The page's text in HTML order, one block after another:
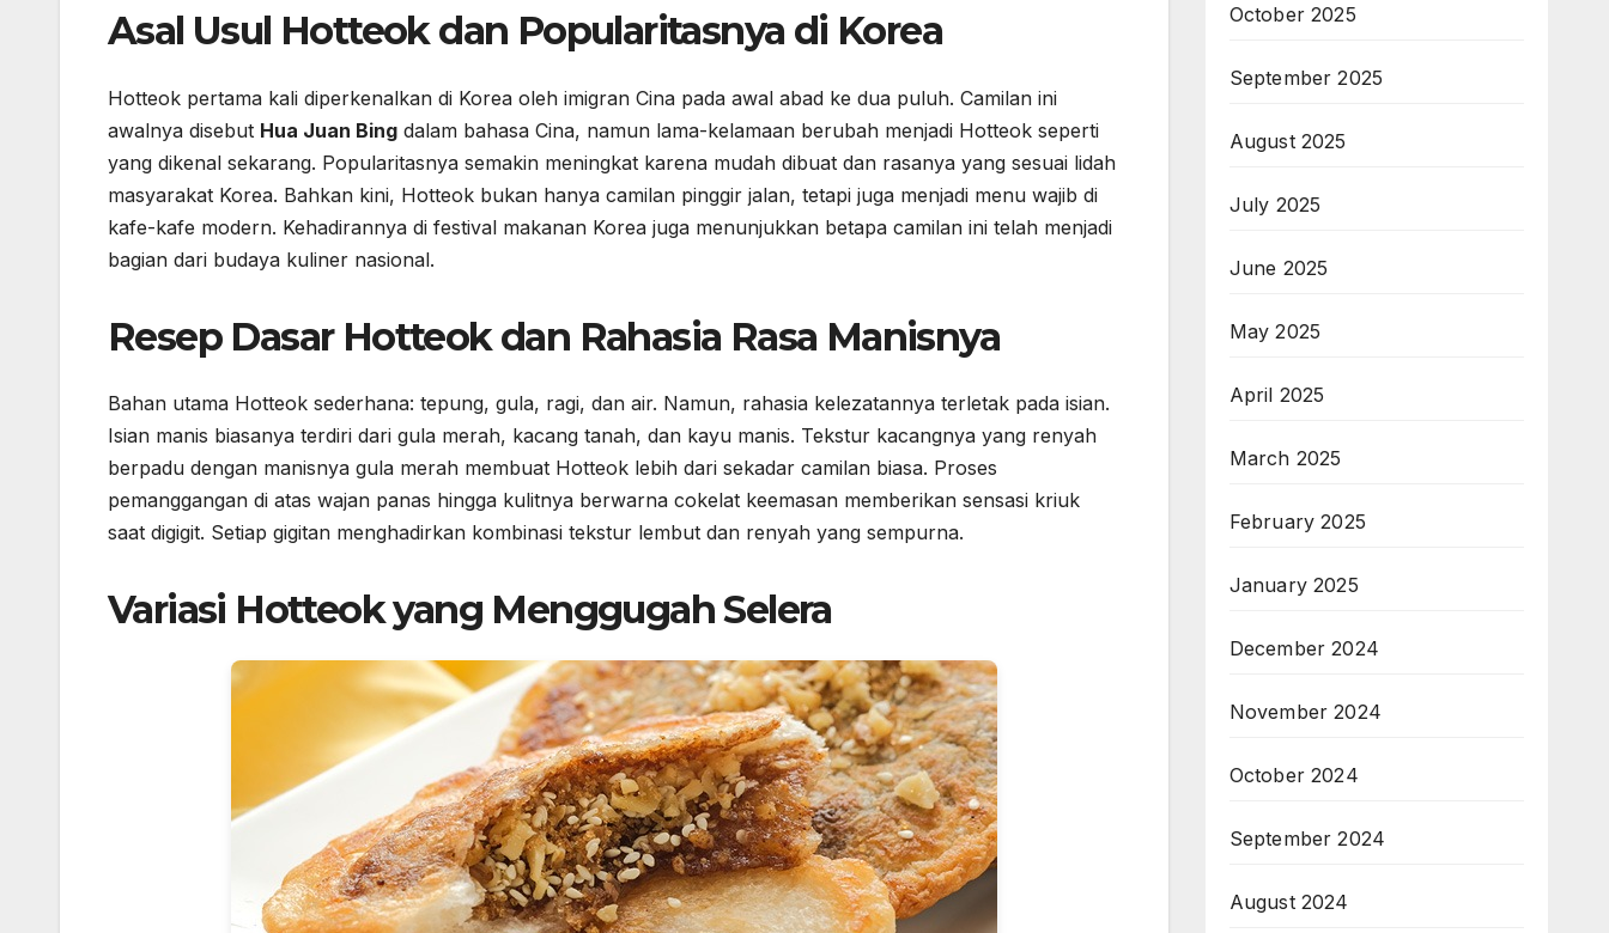
Asal Usul Hotteok dan Popularitasnya di Korea
Hotteok pertama kali diperkenalkan di Korea oleh imigran Cina pada awal abad ke dua puluh. Camilan ini
awalnya disebut Hua Juan Bing dalam bahasa Cina, namun lama-kelamaan berubah menjadi Hotteok seperti
yang dikenal sekarang. Popularitasnya semakin meningkat karena mudah dibuat dan rasanya yang sesuai lidah
masyarakat Korea. Bahkan kini, Hotteok bukan hanya camilan pinggir jalan, tetapi juga menjadi menu wajib di
kafe-kafe modern. Kehadirannya di festival makanan Korea juga menunjukkan betapa camilan ini telah menjadi
bagian dari budaya kuliner nasional.
Resep Dasar Hotteok dan Rahasia Rasa Manisnya
Bahan utama Hotteok sederhana: tepung, gula, ragi, dan air. Namun, rahasia kelezatannya terletak pada isian.
Isian manis biasanya terdiri dari gula merah, kacang tanah, dan kayu manis. Tekstur kacangnya yang renyah
berpadu dengan manisnya gula merah membuat Hotteok lebih dari sekadar camilan biasa. Proses
pemanggangan di atas wajan panas hingga kulitnya berwarna cokelat keemasan memberikan sensasi kriuk
saat digigit. Setiap gigitan menghadirkan kombinasi tekstur lembut dan renyah yang sempurna.
Variasi Hotteok yang Menggugah Selera
October 2025
September 2025
August 2025
July 2025
June 2025
May 2025
April 2025
March 2025
February 2025
January 2025
December 2024
November 2024
October 2024
September 2024
August 2024